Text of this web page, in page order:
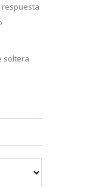
respuesta
soltera